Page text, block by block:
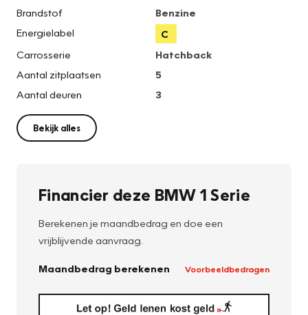
Brandstof
Benzine
Energielabel
C
Carrosserie
Hatchback
Aantal zitplaatsen
5
Aantal deuren
3
Bekijk alles
Financier deze BMW 1 Serie
Berekenen je maandbedrag en doe een
vrijblijvende aanvraag.
Maandbedrag berekenen Voorbeeldbedragen